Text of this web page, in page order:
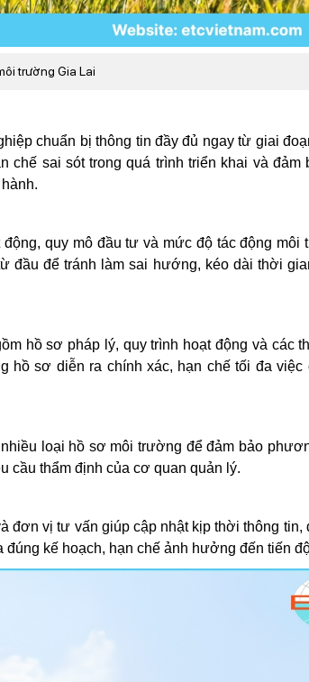
trường Gia Lai
chuẩn bị thông tin đầy đủ ngay từ giai
sai sót trong quá trình triển khai và đảm
quy mô đầu tư và mức độ tác động môi
đầu để tránh làm sai hướng, kéo dài thời
hồ sơ pháp lý, quy trình hoạt động và các
hồ sơ diễn ra chính xác, hạn chế tối đa việc
loại hồ sơ môi trường để đảm bảo
cầu thẩm định của cơ quan quản lý.
đơn vị tư vấn giúp cập nhật kịp thời thông tin,
kế hoạch, hạn chế ảnh hưởng đến tiến